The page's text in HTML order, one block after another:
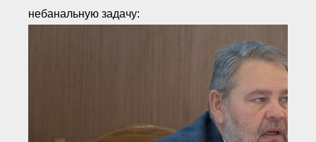
небанальную задачу: